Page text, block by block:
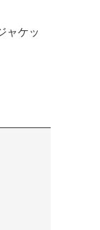
ケッ